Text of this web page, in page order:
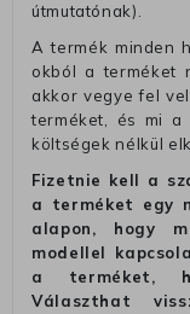
útmutatónak).
A termék minden
okból a terméket
akkor vegye fel
terméket, és mi a
költségek nélkül
Fizetnie kell a
a terméket egy
alapon, hogy
modellel
a terméket,
Választhat